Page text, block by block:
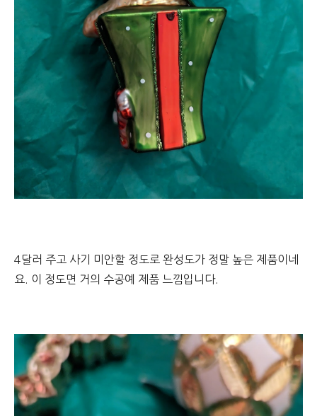
4달러 주고 사기 미안할 정도로 완성도가 정말 높은 제품이네
요. 이 정도면 거의 수공예 제품 느낌입니다.